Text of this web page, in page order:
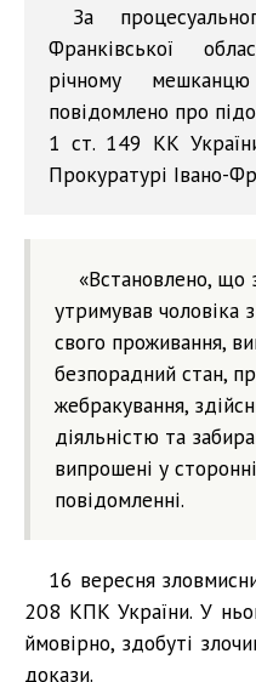
За
Франківської
річному
повідомлено про
1 ст. 149 КК
Прокуратурі Івано-
«Встановлено, що
утримував чоловіка
свого проживання,
безпорадний стан,
жебракування,
діяльністю та
випрошені у
повідомленні.
16 вересня
208 КПК України. У
ймовірно, здобуті
докази.